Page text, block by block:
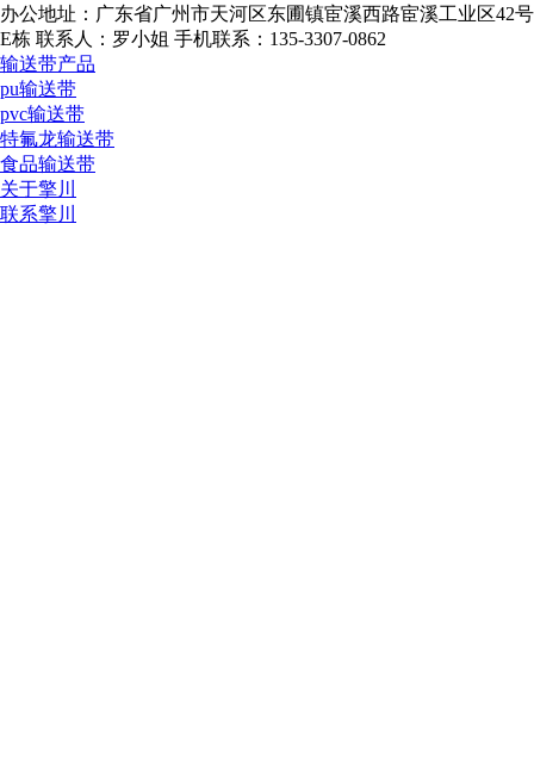
办公地址：广东省广州市天河区东圃镇宦溪西路宦溪工业区42号
E栋 联系人：罗小姐 手机联系：135-3307-0862
输送带产品
pu输送带
pvc输送带
特氟龙输送带
食品输送带
关于擎川
联系擎川